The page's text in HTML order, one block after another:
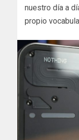
nuestro día a
propio